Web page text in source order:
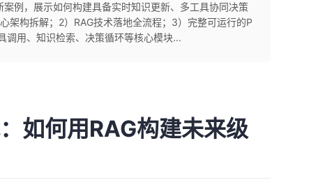
案例，展示如何构建具备实时知识更新、多工具协同决策
架构拆解；2）RAG技术落地全流程；3）完整可运行的P
用、知识检索、决策循环等核心模块...
如何用RAG构建未来级